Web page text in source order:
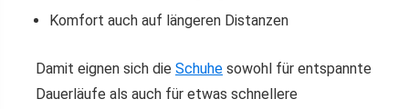
Komfort auch auf längeren Distanzen
Damit eignen sich die Schuhe sowohl für entspannte
Dauerläufe als auch für etwas schnellere